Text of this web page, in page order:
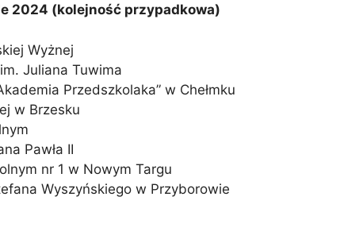
2024 (kolejność przypadkowa)
Wyżnej
Juliana Tuwima
Przedszkolaka” w Chełmku
w Brzesku
Pawła II
nr 1 w Nowym Targu
Wyszyńskiego w Przyborowie